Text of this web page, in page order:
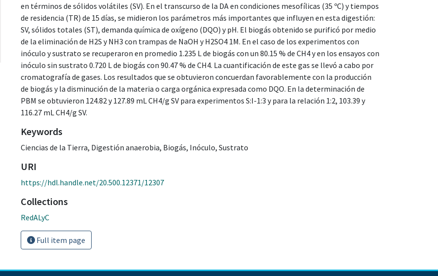
en términos de sólidos volátiles (SV). En el transcurso de la DA en condiciones mesofílicas (35 ºC) y tiempos
de residencia (TR) de 15 días, se midieron los parámetros más importantes que influyen en esta digestión:
SV, sólidos totales (ST), demanda química de oxígeno (DQO) y pH. El biogás obtenido se purificó por medio
de la eliminación de H2S y NH3 con trampas de NaOH y H2SO4 1M. En el caso de los experimentos con
inóculo y sustrato se recuperaron en promedio 1.235 L de biogás con un 80.15 % de CH4 y en los ensayos con
inóculo sin sustrato 0.720 L de biogás con 90.47 % de CH4. La cuantificación de este gas se llevó a cabo por
cromatografía de gases. Los resultados que se obtuvieron concuerdan favorablemente con la producción
de biogás y la disminución de la materia o carga orgánica expresada como DQO. En la determinación de
PBM se obtuvieron 124.82 y 127.89 mL CH4/g SV para experimentos S:I-1:3 y para la relación 1:2, 103.39 y
116.27 mL CH4/g SV.
Keywords
Ciencias de la Tierra, Digestión anaerobia, Biogás, Inóculo, Sustrato
URI
https://hdl.handle.net/20.500.12371/12307
Collections
RedALyC
Full item page